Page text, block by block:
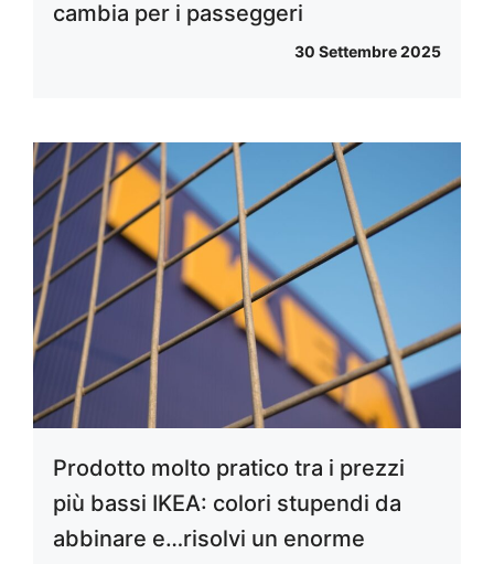
cambia per i passeggeri
30 Settembre 2025
Prodotto molto pratico tra i prezzi
più bassi IKEA: colori stupendi da
abbinare e…risolvi un enorme